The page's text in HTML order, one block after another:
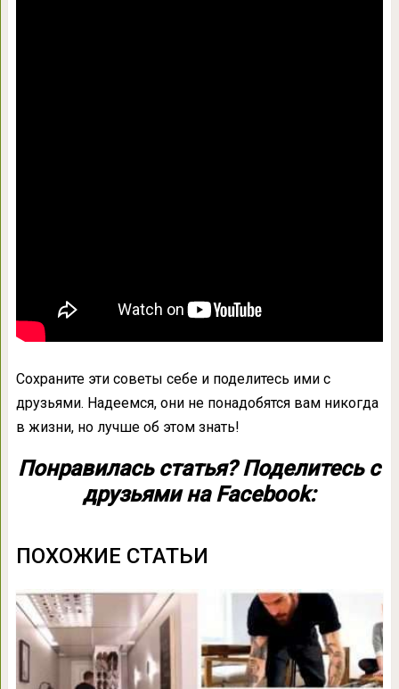
Сохраните эти советы себе и поделитесь ими с
друзьями. Надеемся, они не понадобятся вам никогда
в жизни, но лучше об этом знать!
Понравилась статья? Поделитесь с
друзьями на Facebook:
ПОХОЖИЕ СТАТЬИ